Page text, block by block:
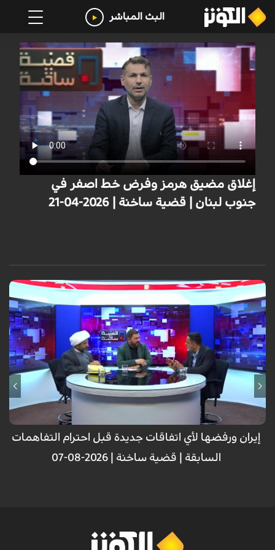
البث المباشر
إغلاق مضيق هرمز وفرض خط اصفر في
جنوب لبنان | قضية ساخنة | 2026-04-21
إيران ورفضها لأي اتفاقات جديدة قبل احترام التفاهمات
السابقة | قضية ساخنة | 2026-08-07